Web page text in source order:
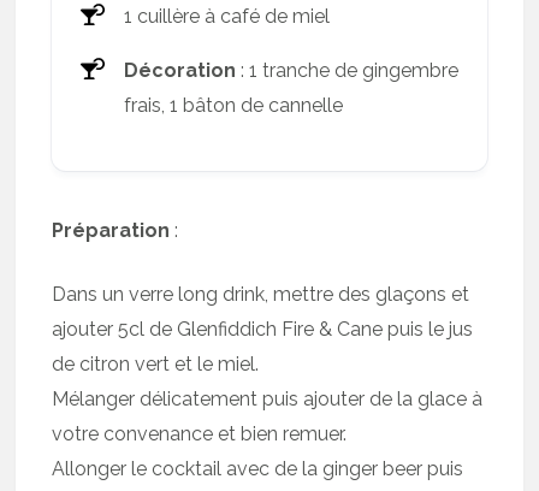
1 cuillère à café de miel
Décoration : 1 tranche de gingembre
frais, 1 bâton de cannelle
Préparation :
Dans un verre long drink, mettre des glaçons et
ajouter 5cl de Glenfiddich Fire & Cane puis le jus
de citron vert et le miel.
Mélanger délicatement puis ajouter de la glace à
votre convenance et bien remuer.
Allonger le cocktail avec de la ginger beer puis